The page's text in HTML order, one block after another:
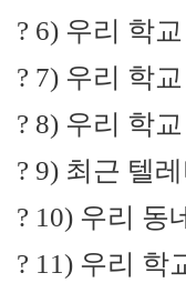
? 6) 우리 학
? 7) 우리 학
? 8) 우리 학
? 9) 최근 텔
? 10) 우리 동
? 11) 우리 학